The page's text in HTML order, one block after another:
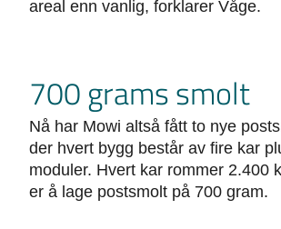
areal enn vanlig, forklarer Våge.
700 grams smolt
Nå har Mowi altså fått to nye
der hvert bygg består av fire kar
moduler. Hvert kar rommer 2.400
er å lage postsmolt på 700 gram.